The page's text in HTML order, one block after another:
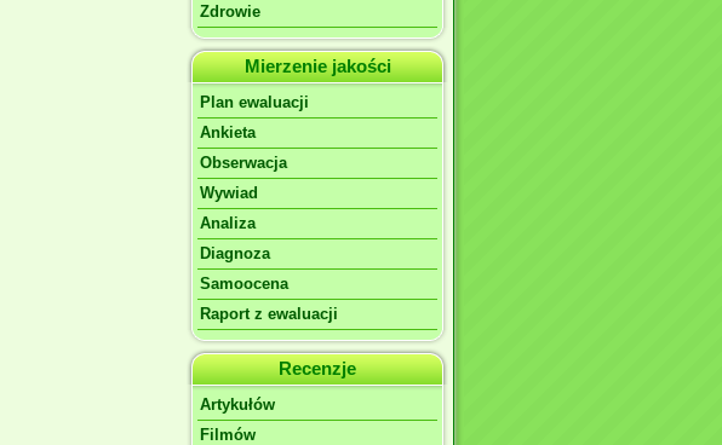
Zdrowie
Mierzenie jakości
Plan ewaluacji
Ankieta
Obserwacja
Wywiad
Analiza
Diagnoza
Samoocena
Raport z ewaluacji
Recenzje
Artykułów
Filmów